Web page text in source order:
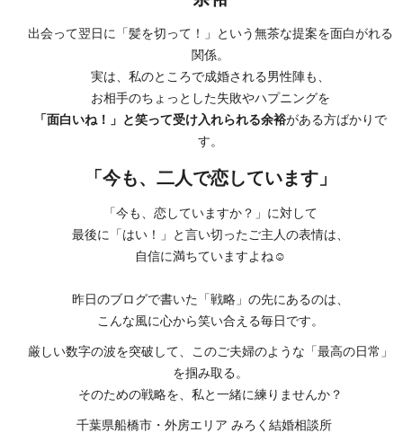
出会って翌日に「髪を切って！」という無茶な提案を面白がれる
関係。
実は、私のところで成婚される男性陣も、
お相手のちょっとした失敗やハプニングを
「面白いね！」と笑って受け入れられる余裕がある方ばかりで
す。
「今も、二人で恋しています」
「今も、恋していますか？」に対して
最後に「はい！」と言い切ったご主人の表情は、
自信に満ちていますよね☺️
昨日のブログで書いた「戦略」の先にあるのは、
こんな風に心から笑い合える毎日です。
厳しい数字の波を突破して、このご夫婦のような「最高の日常」
を掴み取る。
そのための戦略を、私と一緒に練りませんか？
千葉県船橋市・外房エリア みろく結婚相談所